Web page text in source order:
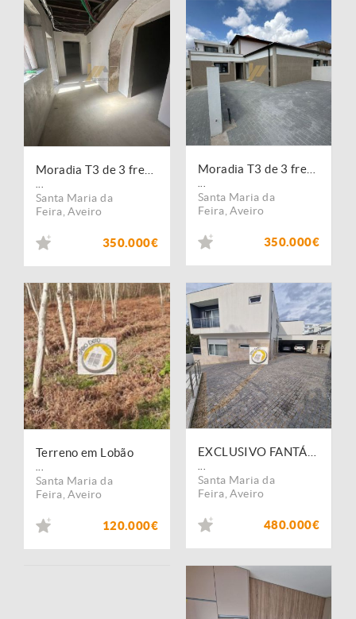
Santa Maria da
Feira ,Aveiro
350.000€
Santa Maria da
Feira ,Aveiro
350.000€
Terreno em Lobão
Santa Maria da
Feira ,Aveiro
120.000€
Santa Maria da
Feira ,Aveiro
480.000€